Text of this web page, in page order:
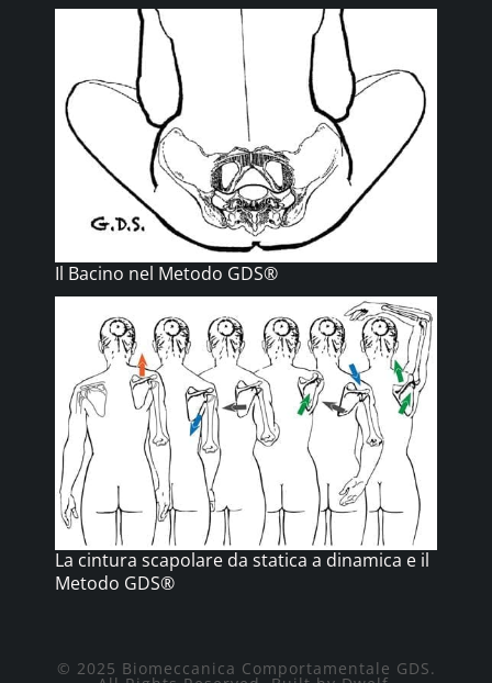
Il Bacino nel Metodo GDS®
La cintura scapolare da statica a dinamica e il
Metodo GDS®
© 2025 Biomeccanica Comportamentale GDS.